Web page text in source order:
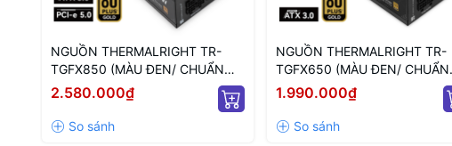
NGUỒN THERMALRIGHT TR-
TGFX850 (MÀU ĐEN/ CHUẨN
SFX/ FULL MODULAR/ 850W)
2.580.000₫
NGUỒN THERMALRIGHT TR-
TGFX650 (MÀU ĐEN/ CHUẨN
SFX/ FULL MODULAR/ 650W)
1.990.000₫